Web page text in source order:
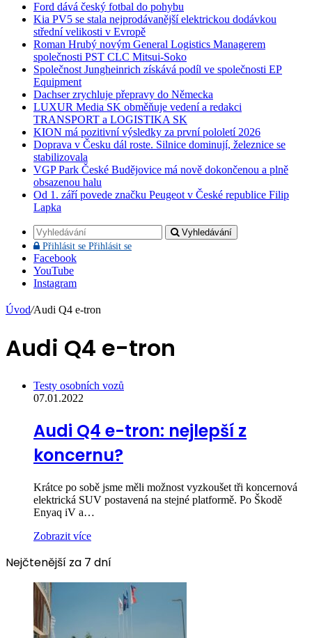
Ford dává český fotbal do pohybu
Kia PV5 se stala nejprodávanější elektrickou dodávkou
střední velikosti v Evropě
Roman Hrubý novým General Logistics Managerem
společnosti PST CLC Mitsui-Soko
Společnost Jungheinrich získává podíl ve společnosti EP
Equipment
Dachser zrychluje přepravy do Německa
LUXUR Media SK obměňuje vedení a redakci
TRANSPORT a LOGISTIKA SK
KION má pozitivní výsledky za první pololetí 2026
Doprava v Česku dál roste. Silnice dominují, železnice se
stabilizovala
VGP Park České Budějovice má nově dokončenou a plně
obsazenou halu
Od 1. září povede značku Peugeot v České republice Filip
Lapka
Vyhledávání
Přihlásit se Přihlásit se
Facebook
YouTube
Instagram
Úvod/Audi Q4 e-tron
Audi Q4 e-tron
Testy osobních vozů
07.01.2022
Audi Q4 e-tron: nejlepší z
koncernu?
Krátce po sobě jsme měli možnost vyzkoušet tři koncernová
elektrická SUV postavená na stejné platformě. Po Škodě
Enyaq iV a…
Zobrazit více
Nejčtenější za 7 dní